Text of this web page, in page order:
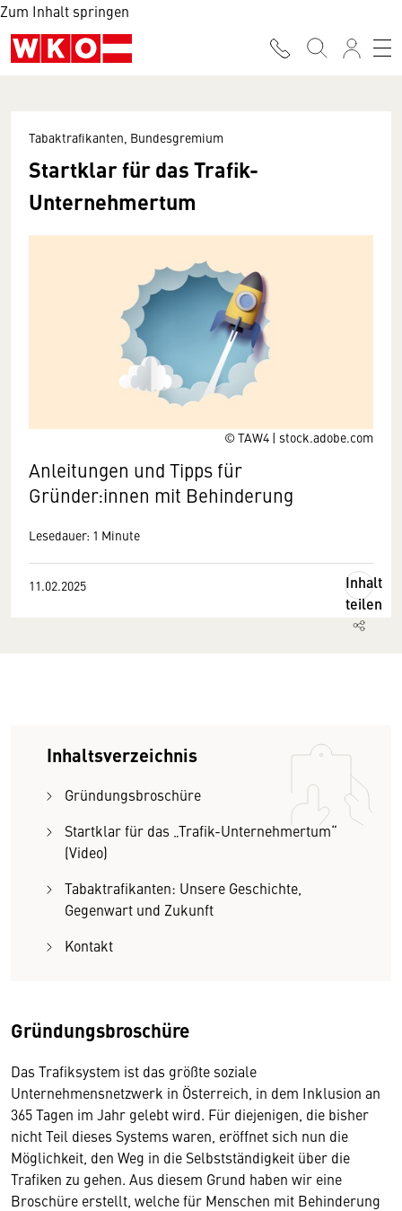
Zum Inhalt springen
© TAW4 | stock.adobe.com
Tabaktrafikanten, Bundesgremium
Startklar für das Trafik-
Unternehmertum
Anleitungen und Tipps für
Gründer:innen mit Behinderung
Lesedauer: 1 Minute
11.02.2025
Inhalt
teilen
Inhaltsverzeichnis
Gründungsbroschüre
Startklar für das „Trafik-Unternehmertum“
(Video)
Tabaktrafikanten: Unsere Geschichte,
Gegenwart und Zukunft
Kontakt
Gründungsbroschüre
Das Trafiksystem ist das größte soziale
Unternehmensnetzwerk in Österreich, in dem Inklusion an
365 Tagen im Jahr gelebt wird. Für diejenigen, die bisher
nicht Teil dieses Systems waren, eröffnet sich nun die
Möglichkeit, den Weg in die Selbstständigkeit über die
Trafiken zu gehen. Aus diesem Grund haben wir eine
Broschüre erstellt, welche für Menschen mit Behinderung